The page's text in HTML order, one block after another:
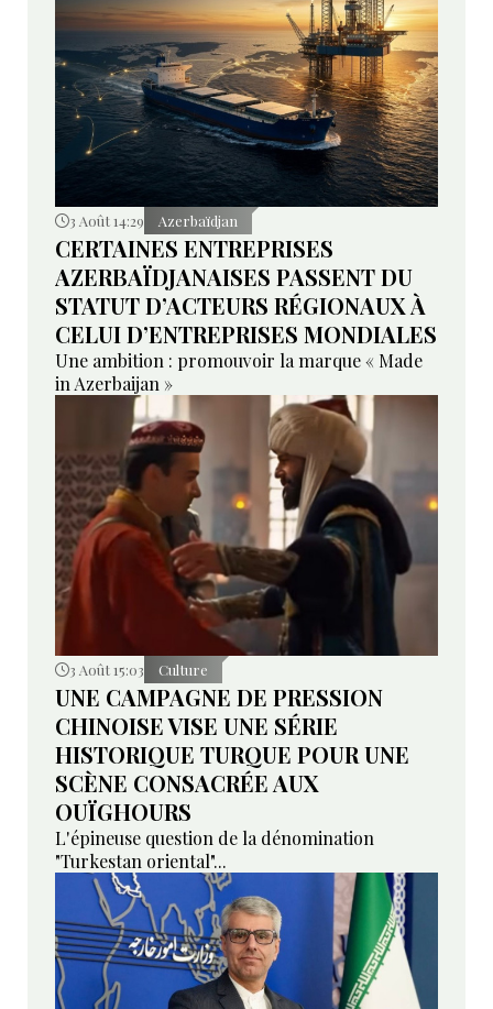
3 Août 14:29 Azerbaïdjan
CERTAINES ENTREPRISES
AZERBAÏDJANAISES PASSENT DU
STATUT D’ACTEURS RÉGIONAUX À
CELUI D’ENTREPRISES MONDIALES
Une ambition : promouvoir la marque « Made
in Azerbaijan »
3 Août 15:03 Culture
UNE CAMPAGNE DE PRESSION
CHINOISE VISE UNE SÉRIE
HISTORIQUE TURQUE POUR UNE
SCÈNE CONSACRÉE AUX
OUÏGHOURS
L'épineuse question de la dénomination
"Turkestan oriental"...